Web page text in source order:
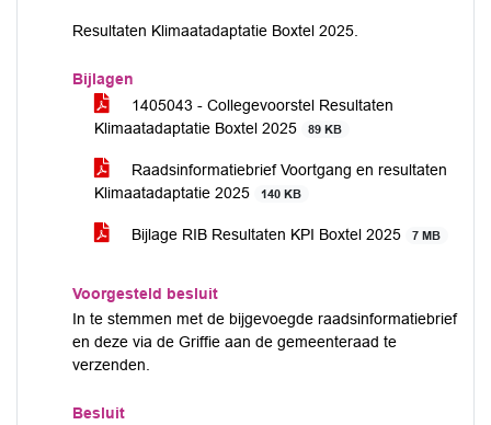
Resultaten Klimaatadaptatie Boxtel 2025.
Bijlagen
1405043 - Collegevoorstel Resultaten
Klimaatadaptatie Boxtel 2025
89 KB
Raadsinformatiebrief Voortgang en resultaten
Klimaatadaptatie 2025
140 KB
Bijlage RIB Resultaten KPI Boxtel 2025 7 MB
Voorgesteld besluit
In te stemmen met de bijgevoegde raadsinformatiebrief
en deze via de Griffie aan de gemeenteraad te
verzenden.
Besluit